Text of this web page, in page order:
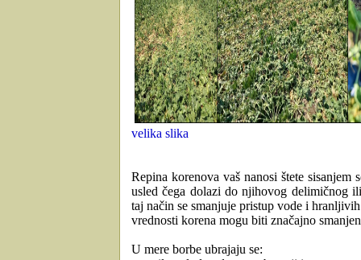
velika slika
Repina korenova vaš nanosi štete
usled čega dolazi do njihovog delimičnog
taj način se smanjuje pristup vode i
vrednosti korena mogu biti značajno
U mere borbe ubrajaju se: